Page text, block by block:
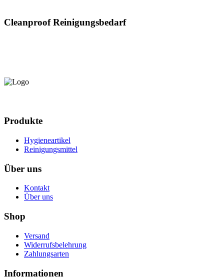
Cleanproof Reinigungsbedarf
Produkte
Hygieneartikel
Reinigungsmittel
Über uns
Kontakt
Über uns
Shop
Versand
Widerrufsbelehrung
Zahlungsarten
Informationen